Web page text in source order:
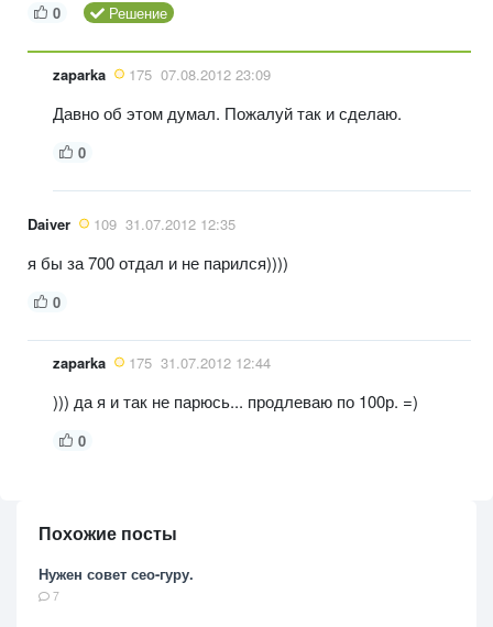
0 Решение
zaparka 175 07.08.2012 23:09
Давно об этом думал. Пожалуй так и сделаю.
0
Daiver 109 31.07.2012 12:35
я бы за 700 отдал и не парился))))
0
zaparka 175 31.07.2012 12:44
))) да я и так не парюсь... продлеваю по 100р. =)
0
Похожие посты
Нужен совет сео-гуру.
7